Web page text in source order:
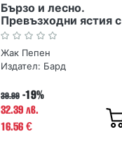
Бързо и лесно.
Превъзходни ястия с
изненадващо малко
усилия
Жак Пепен
Издател: Бард
39.99 -19%
32.39 лв.
16.56 €